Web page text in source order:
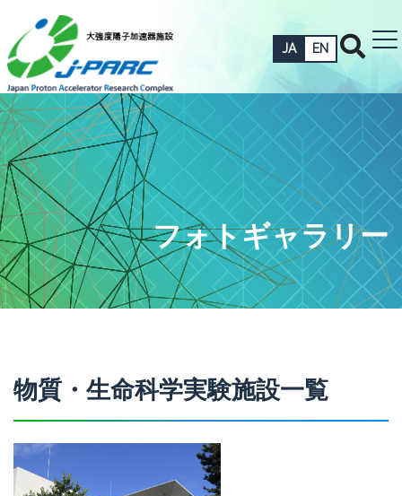
JA EN
フォトギャラリー
物質・生命科学実験施設一覧